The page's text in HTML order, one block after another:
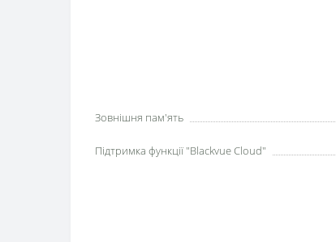
Зовнішня пам'ять
Підтримка функції "Blackvue Cloud"